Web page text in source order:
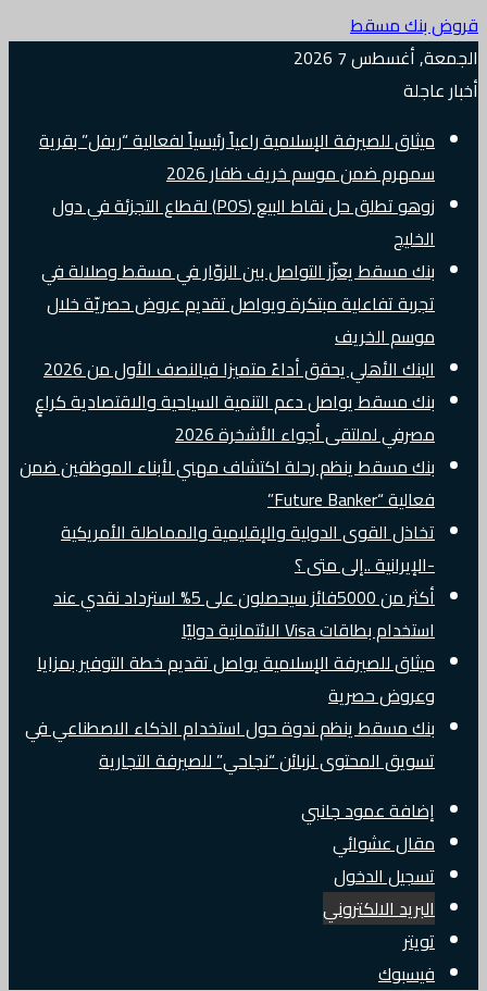
قروض بنك مسقط
الجمعة, أغسطس 7 2026
أخبار عاجلة
ميثاق للصيرفة الإسلامية راعياً رئيسياً لفعالية “ريفل” بقرية
سمهرم ضمن موسم خريف ظفار 2026
زوهو تطلق حل نقاط البيع (POS) لقطاع التجزئة في دول
الخليج
بنك مسقط يعزّز التواصل بين الزوّار في مسقط وصلالة في
تجربة تفاعلية مبتكرة ويواصل تقديم عروض حصريّة خلال
موسم الخريف
البنك الأهلي يحقق أداءً متميزا فيالنصف الأول من 2026
بنك مسقط يواصل دعم التنمية السياحية والاقتصادية كراعٍ
مصرفي لملتقى أجواء الأشخرة 2026
بنك مسقط ينظم رحلة اكتشاف مهني لأبناء الموظفين ضمن
فعالية “Future Banker”
تخاذل القوى الدولية والإقليمية والمماطلة الأمريكية
-الإيرانية ..إلى متى ؟
أكثر من 5000فائز سيحصلون على 5% استرداد نقدي عند
استخدام بطاقات Visa الائتمانية دوليًا
ميثاق للصيرفة الإسلامية يواصل تقديم خطة التوفير بمزايا
وعروض حصرية
بنك مسقط ينظم ندوة حول استخدام الذكاء الاصطناعي في
تسويق المحتوى لزبائن “نجاحي” للصيرفة التجارية
إضافة عمود جانبي
مقال عشوائي
تسجيل الدخول
البريد الالكتروني
تويتر
فيسبوك